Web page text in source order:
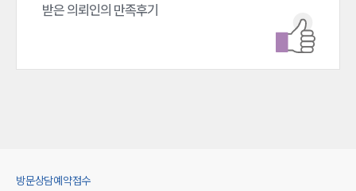
받은 의뢰인의 만족후기
방문상담예약접수